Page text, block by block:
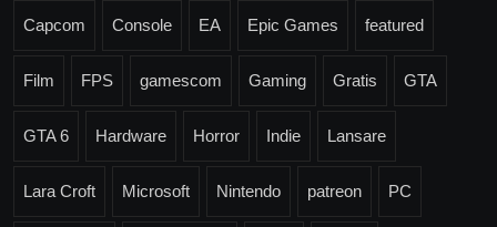
Capcom Console EA Epic Games featured
Film FPS gamescom Gaming Gratis GTA
GTA 6 Hardware Horror Indie Lansare
Lara Croft Microsoft Nintendo patreon PC